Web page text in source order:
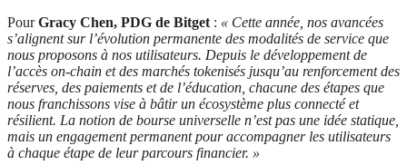
PourGracy Chen, PDG de Bitget : « Cette année, nos avancées
s’alignent sur l’évolution permanente des modalités de service que
nous proposons à nos utilisateurs. Depuis le développement de
l’accès on-chain et des marchés tokenisés jusqu’au renforcement des
réserves, des paiements et de l’éducation, chacune des étapes que
nous franchissons vise à bâtir un écosystème plus connecté et
résilient. La notion de bourse universelle n’est pas une idée statique,
mais un engagement permanent pour accompagner les utilisateurs
à chaque étape de leur parcours financier. »